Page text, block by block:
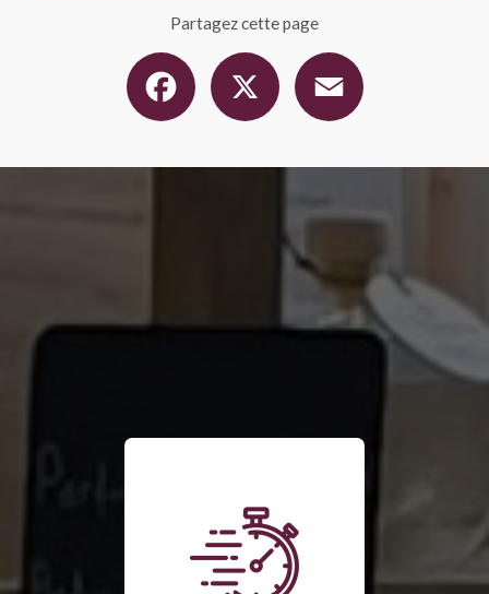
Partagez cette page
Facebook